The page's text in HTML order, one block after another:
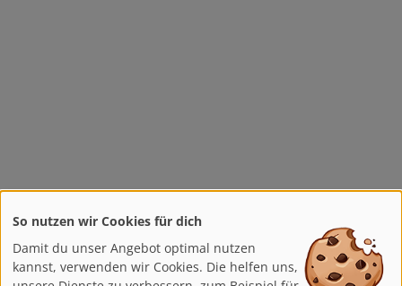
So nutzen wir Cookies für dich
Damit du unser Angebot optimal nutzen
kannst, verwenden wir Cookies. Die helfen uns,